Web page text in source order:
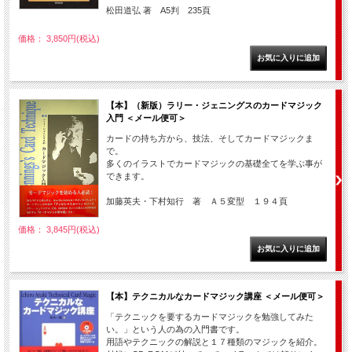
松田道弘 著 A5判 235頁
価格： 3,850円(税込)
【本】（新版）ラリー・ジェニングスのカードマジック
入門 ＜メール便可＞
カードの持ち方から、技法、そしてカードマジックま
で。
多くのイラストでカードマジックの基礎全てを学ぶ事が
できます。
加藤英夫・下村知行 著 Ａ５変型 １９４頁
価格： 3,845円(税込)
【本】テクニカルなカードマジック講座 ＜メール便可＞
「テクニックを要するカードマジックを勉強してみた
い。」という人の為の入門書です。
用語やテクニックの解説と１７種類のマジックを紹介。